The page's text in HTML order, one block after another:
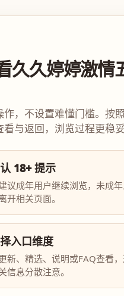
久久婷婷激情
作，不设置难懂门槛。按
与返回，浏览过程更稳妥
18+ 提示
议成年用户继续浏览，未成
开相关页面。
入口维度
新、精选、说明或FAQ查看
信息分散注意。